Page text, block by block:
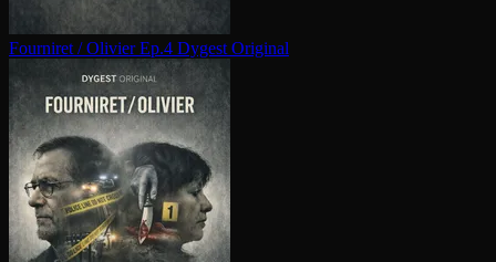
Fourniret / Olivier Ep.4 Dygest Original